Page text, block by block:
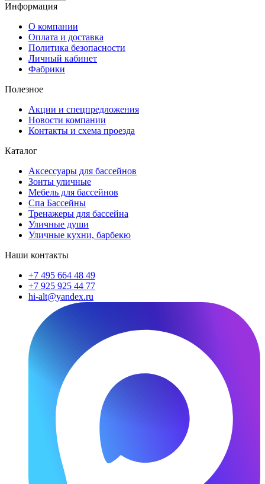
Информация
О компании
Оплата и доставка
Политика безопасности
Личный кабинет
Фабрики
Полезное
Акции и спецпредложения
Новости компании
Контакты и схема проезда
Каталог
Аксессуары для бассейнов
Зонты уличные
Мебель для бассейнов
Спа Бассейны
Тренажеры для бассейна
Уличные души
Уличные кухни, барбекю
Наши контакты
+7 495 664 48 49
+7 925 925 44 77
hi-alt@yandex.ru